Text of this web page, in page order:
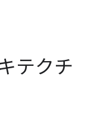
テクチ